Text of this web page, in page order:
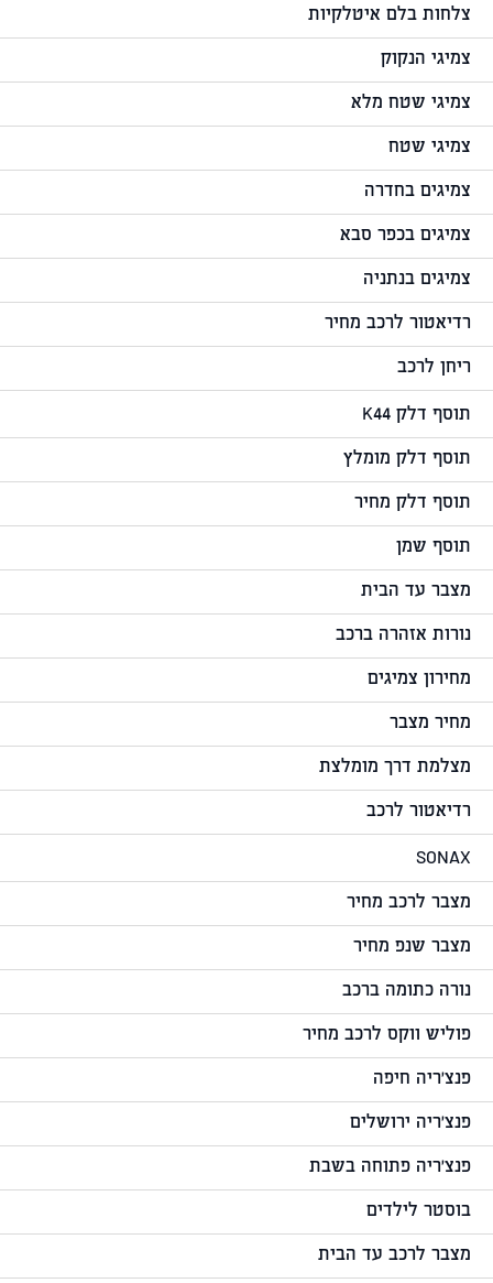
צלחות בלם איטלקיות
צמיגי הנקוק
צמיגי שטח מלא
צמיגי שטח
צמיגים בחדרה
צמיגים בכפר סבא
צמיגים בנתניה
רדיאטור לרכב מחיר
ריחן לרכב
תוסף דלק K44
תוסף דלק מומלץ
תוסף דלק מחיר
תוסף שמן
מצבר עד הבית
נורות אזהרה ברכב
מחירון צמיגים
מחיר מצבר
מצלמת דרך מומלצת
רדיאטור לרכב
SONAX
מצבר לרכב מחיר
מצבר שנפ מחיר
נורה כתומה ברכב
פוליש ווקס לרכב מחיר
פנצ'ריה חיפה
פנצ'ריה ירושלים
פנצ'ריה פתוחה בשבת
בוסטר לילדים
מצבר לרכב עד הבית